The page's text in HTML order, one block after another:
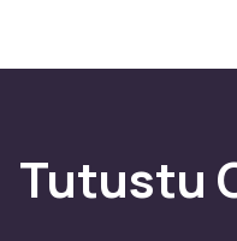
Osta
CDONilta
ostoksella.
Tutustu